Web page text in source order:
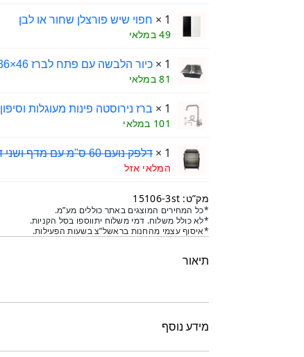
1 × חפוי שיש פורצלן שחור או לבן
49 במלאי
1 × כיור הלבשה עם פתח לברז 46×36
81 במלאי
1 × ברז נירוסטה פינות מעוגלות וסיפון
101 במלאי
1 × דלפק נועם 60 ס"מ עם מדף ושני דלתות לפי בחירה
המלאי אזל
מק”ט: 15106-3st
*כל המחירים המוצגים באתר כוללים מע”מ.
*לא כולל משלוח. דמי משלוח יתווספו בסל הקניות.
*איסוף עצמי מהחנות בראשל”צ בשעות הפעילות.
תיאור
מידע נוסף